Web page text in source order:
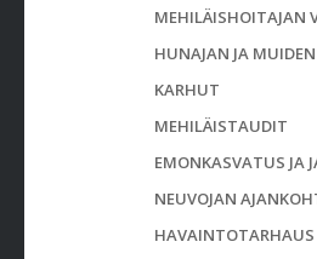
MEHILÄISHOITAJAN
HUNAJAN JA
KARHUT
MEHILÄISTAUDIT
EMONKASVATUS JA
NEUVOJAN
HAVAINTOTARHAUS